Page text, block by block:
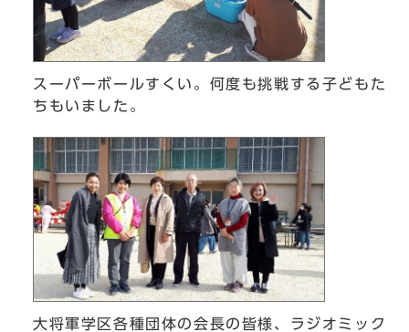
スーパーボールすくい。何度も挑戦する子どもた
ちもいました。
大将軍学区各種団体の会長の皆様、ラジオミック